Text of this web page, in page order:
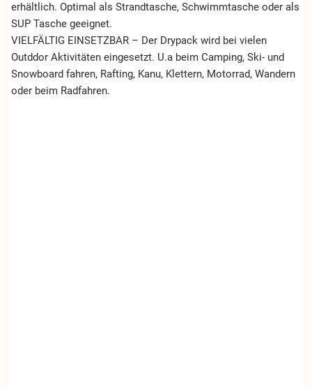
erhältlich. Optimal als Strandtasche, Schwimmtasche oder als
SUP Tasche geeignet.
VIELFÄLTIG EINSETZBAR – Der Drypack wird bei vielen
Outddor Aktivitäten eingesetzt. U.a beim Camping, Ski- und
Snowboard fahren, Rafting, Kanu, Klettern, Motorrad, Wandern
oder beim Radfahren.